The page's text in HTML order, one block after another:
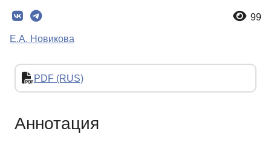
99
Е.А. Новикова
PDF (RUS)
Аннотация